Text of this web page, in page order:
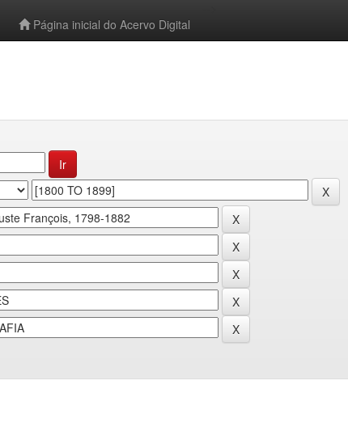
Página inicial do Acervo Digital